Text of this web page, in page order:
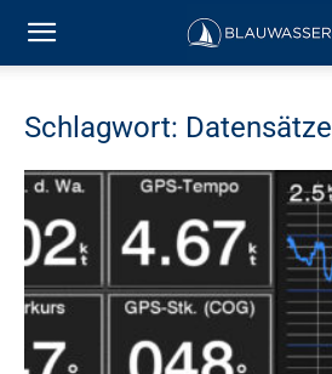
Schlagwort: Datensätze